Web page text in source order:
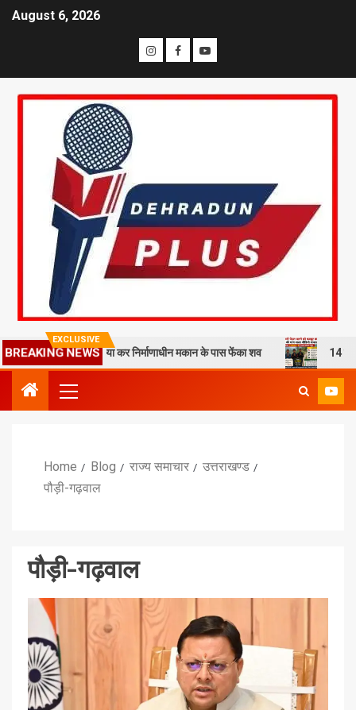
August 6, 2026
EXCLUSIVE
BREAKING NEWS
बेरहमी से हत्या कर निर्माणाधीन मकान के पास फेंका शव 14 किमी पैदल
Home Blog राज्य समाचार
उत्तराखण्ड
पौड़ी-गढ़वाल
पौड़ी-गढ़वाल